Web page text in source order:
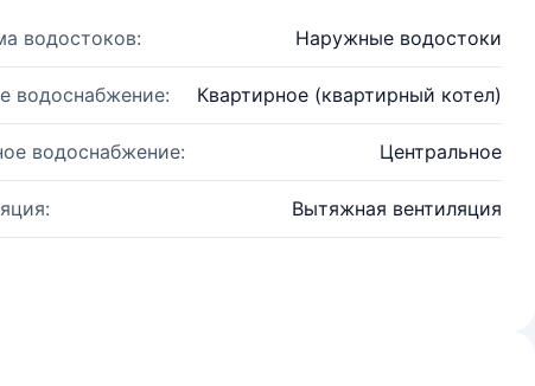
водостоков: Наружные водостоки
водоснабжение: Квартирное (квартирный котел)
водоснабжение: Центральное
Вытяжная вентиляция